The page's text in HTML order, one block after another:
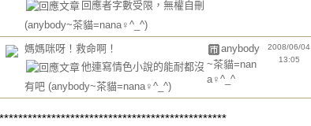
回應者字數受限，無權自刪
(anybody~茶貓=nana♀^_^)
媽媽咪呀！救命啊！
他連寫情色小說的能耐都沒
有吧 (anybody~茶貓=nana♀^_^)
anybody
~茶貓=nan
a♀^_^
2008/06/04
13:05